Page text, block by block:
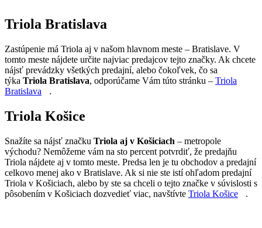
Triola Bratislava
Zastúpenie má Triola aj v našom hlavnom meste – Bratislave. V
tomto meste nájdete určite najviac predajcov tejto značky. Ak chcete
nájsť prevádzky všetkých predajní, alebo čokoľvek, čo sa
týka Triola Bratislava, odporúčame Vám túto stránku – Triola
Bratislava
.
Triola Košice
Snažíte sa nájsť značku Triola aj v Košiciach – metropole
východu? Nemôžeme vám na sto percent potvrdiť, že predajňu
Triola nájdete aj v tomto meste. Predsa len je tu obchodov a predajní
celkovo menej ako v Bratislave. Ak si nie ste istí ohľadom predajní
Triola v Košiciach, alebo by ste sa chceli o tejto značke v súvislosti s
pôsobením v Košiciach dozvedieť viac, navštívte Triola Košice .